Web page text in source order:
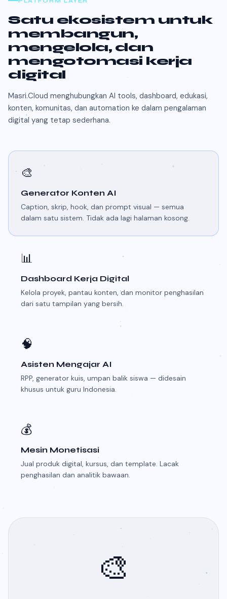
Satu ekosistem untuk
membangun,
mengelola, dan
mengotomasi kerja
digital
Masri.Cloud menghubungkan AI tools, dashboard, edukasi,
konten, komunitas, dan automation ke dalam pengalaman
digital yang tetap sederhana.
🎨
Generator Konten AI
Caption, skrip, hook, dan prompt visual — semua
dalam satu sistem. Tidak ada lagi halaman kosong.
📊
Dashboard Kerja Digital
Kelola proyek, pantau konten, dan monitor penghasilan
dari satu tampilan yang bersih.
🧠
Asisten Mengajar AI
RPP, generator kuis, umpan balik siswa — didesain
khusus untuk guru Indonesia.
💰
Mesin Monetisasi
Jual produk digital, kursus, dan template. Lacak
penghasilan dan analitik bawaan.
🎨